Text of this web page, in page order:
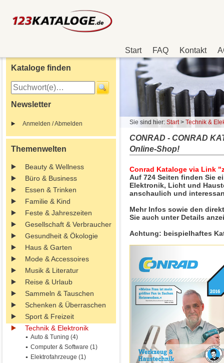
Start FAQ Kontakt
Kataloge finden
Newsletter
Anmelden / Abmelden
Themenwelten
Beauty & Wellness
Büro & Business
Essen & Trinken
Familie & Kind
Feste & Jahreszeiten
Gesellschaft & Verbraucher
Gesundheit & Ökologie
Haus & Garten
Mode & Accessoires
Musik & Literatur
Reise & Urlaub
Sammeln & Tauschen
Schenken & Überraschen
Sport & Freizeit
Technik & Elektronik
Auto & Tuning (4)
Computer & Software (1)
Elektrofahrzeuge (1)
Sie sind hier: Start> Technik &
CONRAD - CONRAD
Online-Shop!
Conrad Kataloge via Link
Auf 724 Seiten finden Sie
Elektronik, Licht und
anschaulich und
Mehr Infos sowie den
Sie auch unter Details
Achtung: beispielhaftes